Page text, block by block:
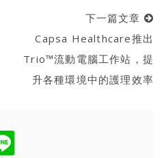
下一篇文章
Capsa Healthcare推出
Trio™流動電腦工作站，提
升各種環境中的護理效率